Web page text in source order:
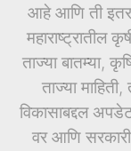
आहे आणि ती
महाराष्ट्रातील
ताज्या बातम्या,
ताज्या
विकासाबद्दल
वर आणि